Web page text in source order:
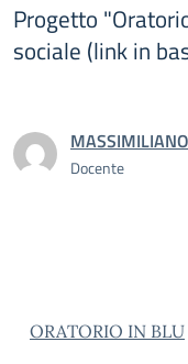
Progetto
sociale (link in
Docente
ORATORIO IN BLU